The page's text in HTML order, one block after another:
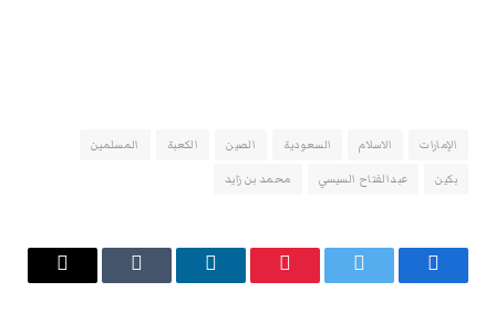
الإمارات الاسلام السعودية الصين الكعبة
المسلمين
بكين
عبدالفتاح السيسي محمد بن زايد
فيسبوك تويتر بينتيريستلينكدإن Tumblr
البريد